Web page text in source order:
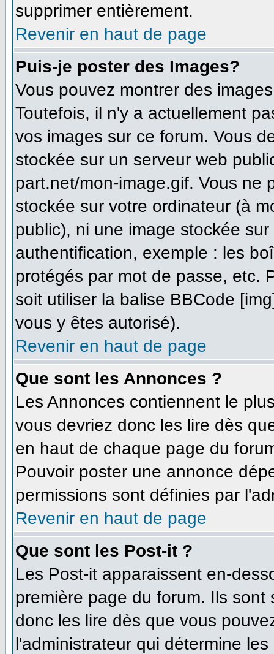
supprimer entièrement.
Revenir en haut de page
Puis-je poster des Images?
Vous pouvez montrer des
Toutefois, il n'y a actuellement
vos images sur ce forum. Vous
stockée sur un serveur web
part.net/mon-image.gif. Vous ne
stockée sur votre ordinateur (à
public), ni une image stockée
authentification, exemple : les
protégés par mot de passe, etc.
soit utiliser la balise BBCode
vous y êtes autorisé).
Revenir en haut de page
Que sont les Annonces ?
Les Annonces contiennent le
vous devriez donc les lire dès
en haut de chaque page du
Pouvoir poster une annonce
permissions sont définies par
Revenir en haut de page
Que sont les Post-it ?
Les Post-it apparaissent en-
première page du forum. Ils
donc les lire dès que vous
l'administrateur qui détermine